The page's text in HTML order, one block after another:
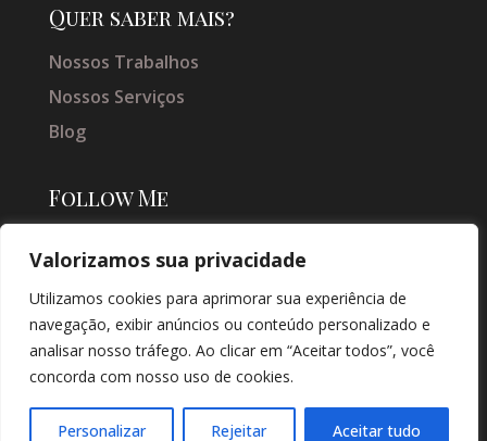
Valorizamos sua privacidade
Utilizamos cookies para aprimorar sua experiência de
navegação, exibir anúncios ou conteúdo personalizado e
analisar nosso tráfego. Ao clicar em “Aceitar todos”, você
concorda com nosso uso de cookies.
Personalizar Rejeitar Aceitar tudo
Quer saber mais?
Nossos Trabalhos
Nossos Serviços
Blog
Follow Me
SOLUÇÕES DIGITAIS |
CRIAÇÃO DE SITES